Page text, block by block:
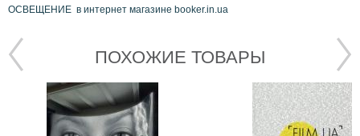
ОСВЕЩЕНИЕ в интернет магазине booker.in.ua
ПОХОЖИЕ ТОВАРЫ